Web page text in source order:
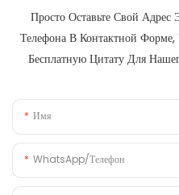
Просто Оставьте Свой
Телефона В Контактной
Бесплатную Цитату Для
Имя
WhatsApp/телефон